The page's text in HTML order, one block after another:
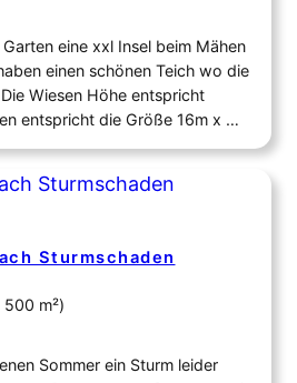
eine xxl Insel beim Mähen
einen schönen Teich wo die
Wiesen Höhe entspricht
entspricht die Größe 16m x
u.a. Butterblumen, Klee,
und Ferkelkraut.
Sturmschaden
m²)
Sommer ein Sturm leider